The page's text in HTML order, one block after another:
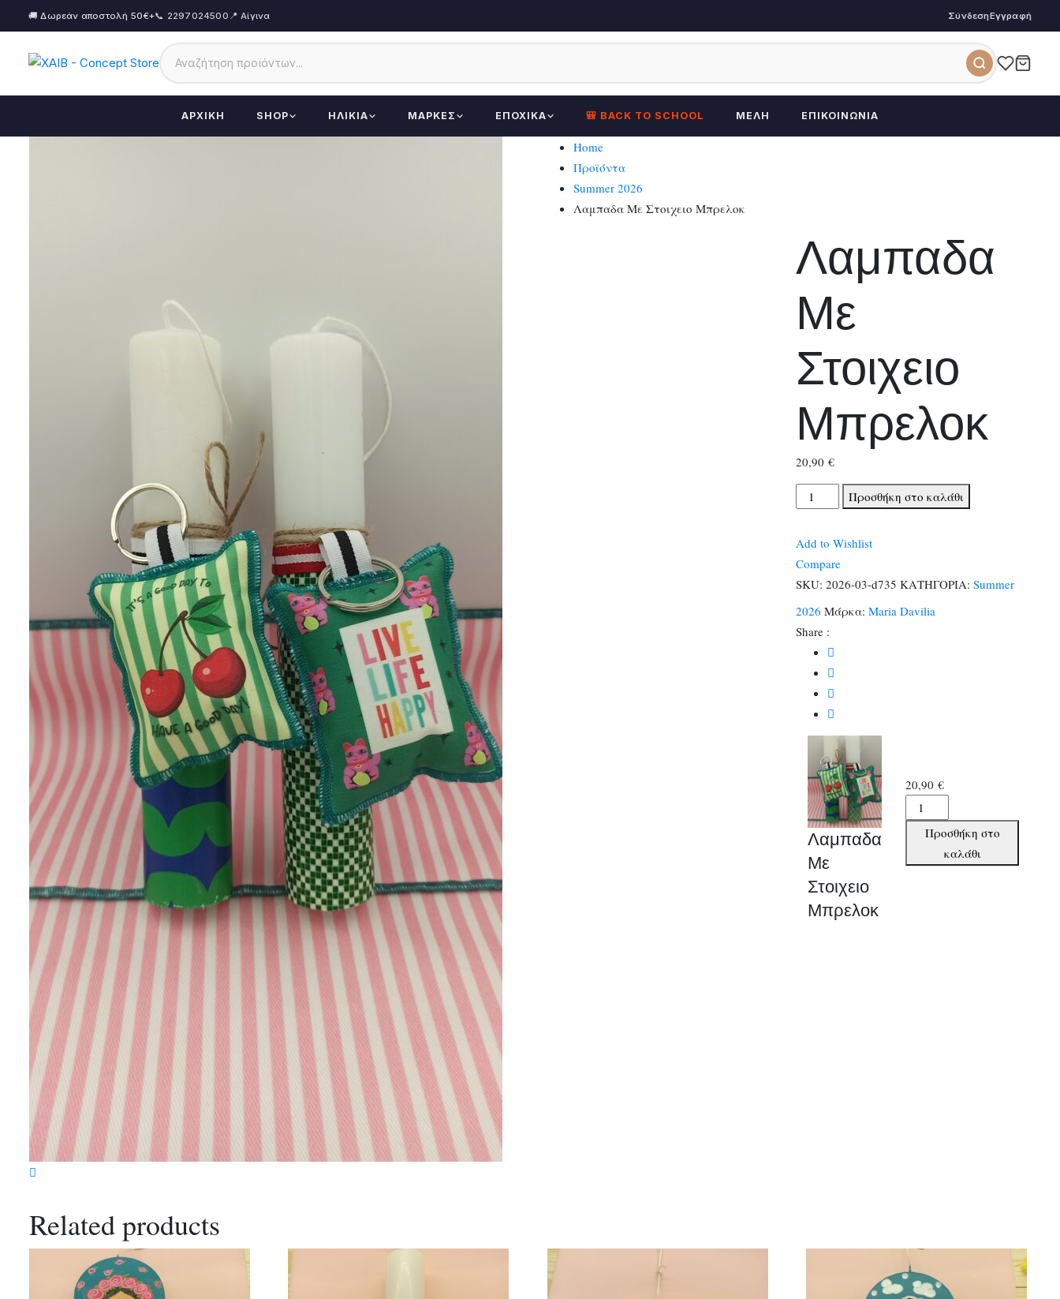
🚚 Δωρεάν αποστολή 50€+📞 2297024500 📍 Αίγινα ΣύνδεσηΕγγραφή
ΑΡΧΙΚΉ SHOP ΗΛΙΚΊΑ ΜΆΡΚΕΣ ΕΠΟΧΙΚΆ 🎒 BACK TO SCHOOL ΜΈΛΗ ΕΠΙΚΟΙΝΩΝΊΑ
Home
Προϊόντα
Summer 2026
Λαμπαδα Με Στοιχειο Μπρελοκ
Λαμπαδα
Με
Στοιχειο
Μπρελοκ
20,90€
Λαμπαδα
Με
ποσότητα
Προσθήκη στο καλάθι
Add to Wishlist
Compare
SKU: 2026-03-d735 ΚΑΤΗΓΟΡΙΑ: Summer
2026 Μάρκα:Maria Davilia
Share :
Λαμπαδα
Με
Στοιχειο
Μπρελοκ
20,90€
Λαμπαδα
Με
Στοιχειο
Μπρελοκ
Προσθήκη στο
καλάθι
Related products